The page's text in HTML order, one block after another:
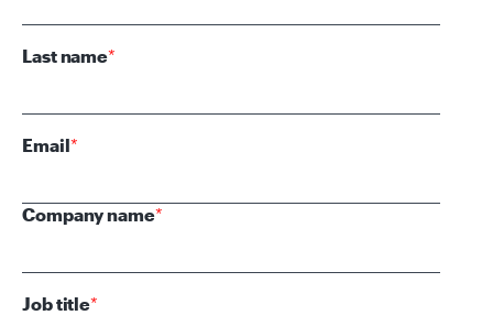
Last name*
Email*
Company name*
Job title*